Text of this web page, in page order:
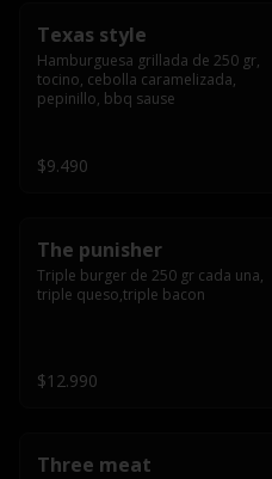
Texas style
Hamburguesa grillada de 250 gr,
tocino, cebolla caramelizada,
pepinillo, bbq sause
$9.490
The punisher
Triple burger de 250 gr cada una,
triple queso,triple bacon
$12.990
Three meat